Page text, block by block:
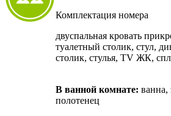
Комплектация номера
двуспальная кровать
туалетный столик, стул,
столик, стулья, TV ЖК,
В ванной комнате: ванна,
полотенец